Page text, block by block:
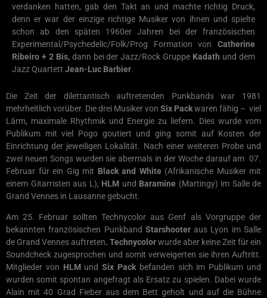
verdanken hatten, gab den Takt an und machte richtig Druck,
denn er war der einzige richtige Musiker von ihnen und spielte
schon ab den späten 1960er Jahren bei der französischen
Experimental/Psychedelic/Folk/Prog Formation von Catherine
Ribeiro + 2 Bis,dann bei der Jazz/Rock Gruppe Kadath und dem
Jazz Quartett Jean-Luc Barbier.
Die Zeit der dilettantisch auftretenden Punkbands war 1981
mehrheitlich vorüber. Die drei Musiker von Six Packwaren fähig – viel
Lärm, maximale Rhythmik und Energie zu liefern. Dies wurde vom
Publikum mit viel Pogo goutiert und ging somit auf Kosten der
Einrichtung der jeweiligen Lokalität. Nach einer weiteren Probe und
zwei neuen Songs wurden sie abermals in der Woche darauf am 07.
Februar für ein Gig mit Black and White(Afrikanische Musiker mit
einem Gitarristen aus L), HLM und Baramine (Martingy) im Salle de
Grand Vennes in Lausanne gebucht.
Am 25. Februar sollten Technycolor aus Genf als Vorgruppe der
bekannten französischen Punkband Starshooteraus Lyon im Salle
de Grand Vennes auftreten. Technycolorwurde aber keine Zeit für ein
Soundcheck zugesprochen und somit verweigerten sie ihren Auftritt.
Mitglieder von HLM undSix Pack befanden sich im Publikum und
wurden somit spontan angefragt als Ersatz zu spielen. Dabei wurde
Alain mit 40 Grad Fieber aus dem Bett geholt und auf die Bühne